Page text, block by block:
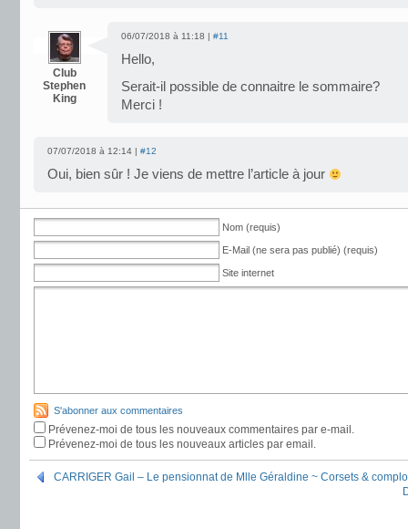
Club
Stephen
King
06/07/2018 à 11:18 | #11
Hello,
Serait-il possible de connaitre le sommaire?
Merci !
07/07/2018 à 12:14 | #12
Oui, bien sûr ! Je viens de mettre l’article à jour
Nom (requis)
E-Mail (ne sera pas publié) (requis)
Site internet
S'abonner aux commentaires
Prévenez-moi de tous les nouveaux commentaires par e-mail.
Prévenez-moi de tous les nouveaux articles par email.
CARRIGER Gail – Le pensionnat de Mlle Géraldine ~ Corsets &